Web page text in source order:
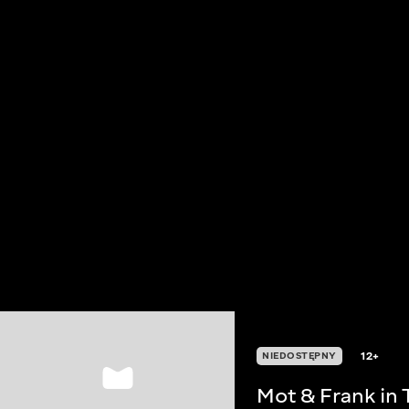
NIEDOSTĘPNY 12+
Mot & Frank in